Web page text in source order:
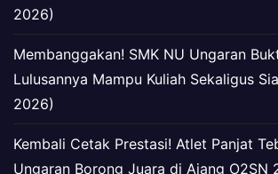
2026)
Membanggakan! SMK NU Ungaran
Lulusannya Mampu Kuliah Sekaligus
2026)
Kembali Cetak Prestasi! Atlet Panjat
Ungaran Borong Juara di Ajang O2SN